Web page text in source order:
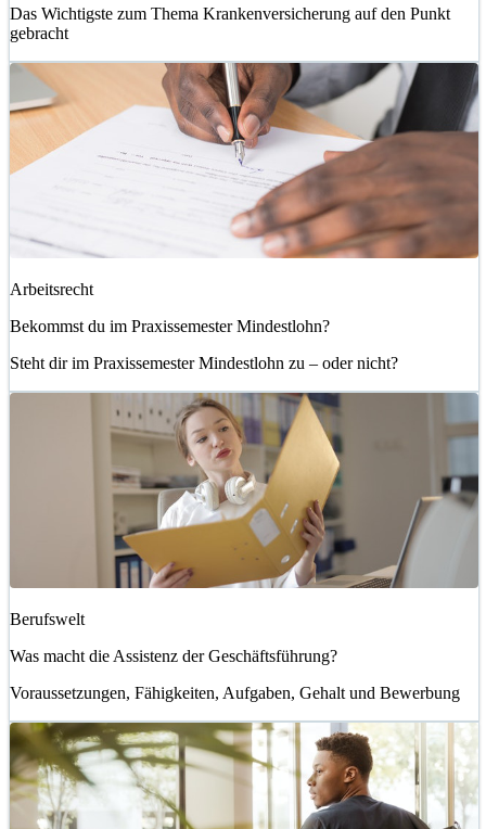
Das Wichtigste zum Thema Krankenversicherung auf den Punkt
gebracht
Arbeitsrecht
Bekommst du im Praxissemester Mindestlohn?
Steht dir im Praxissemester Mindestlohn zu – oder nicht?
Berufswelt
Was macht die Assistenz der Geschäftsführung?
Voraussetzungen, Fähigkeiten, Aufgaben, Gehalt und Bewerbung